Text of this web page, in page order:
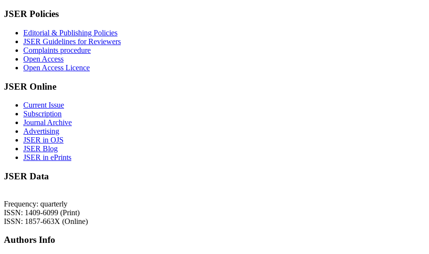
JSER Policies
Editorial & Publishing Policies
JSER Guidelines for Reviewers
Complaints procedure
Open Access
Open Access Licence
JSER Online
Current Issue
Subscription
Journal Archive
Advertising
JSER in OJS
JSER Blog
JSER in ePrints
JSER Data
Frequency: quarterly
ISSN: 1409-6099 (Print)
ISSN: 1857-663X (Online)
Authors Info